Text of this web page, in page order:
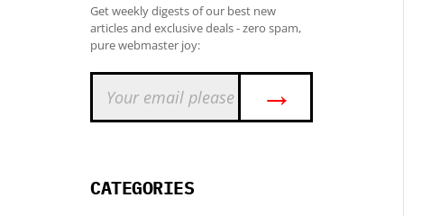
Get weekly digests of our best new
articles and exclusive deals - zero spam,
pure webmaster joy:
→
CATEGORIES